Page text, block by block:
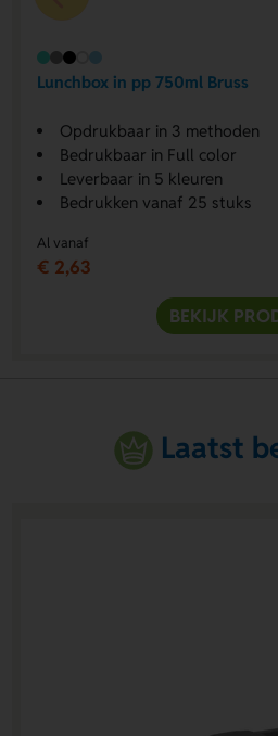
Lunchbox in pp 750ml Bruss
Opdrukbaar in 3 methoden
Bedrukbaar in Full color
Leverbaar in 5 kleuren
Bedrukken vanaf 25 stuks
Al vanaf
€ 2,63
BEKIJK
Laatst